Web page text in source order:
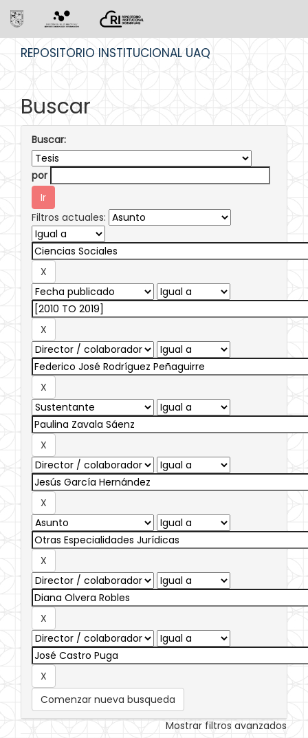
REPOSITORIO INSTITUCIONAL UAQ
Buscar
Buscar:
por
Filtros actuales:
Comenzar nueva busqueda
Mostrar filtros avanzados